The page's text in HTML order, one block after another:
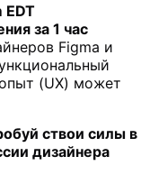
EDT
за 1 час
Figma и
(UX) может
ствои силы в
дизайнера